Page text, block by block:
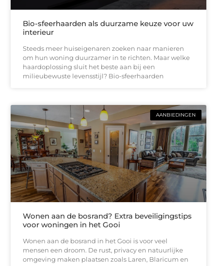
Bio-sfeerhaarden als duurzame keuze voor uw
interieur
Steeds meer huiseigenaren zoeken naar manieren
om hun woning duurzamer in te richten. Maar welke
haardoplossing sluit het beste aan bij een
milieubewuste levensstijl? Bio-sfeerhaarden
AANBIEDINGEN
Wonen aan de bosrand? Extra beveiligingstips
voor woningen in het Gooi
Wonen aan de bosrand in het Gooi is voor veel
mensen een droom. De rust, privacy en natuurlijke
omgeving maken plaatsen zoals Laren, Blaricum en